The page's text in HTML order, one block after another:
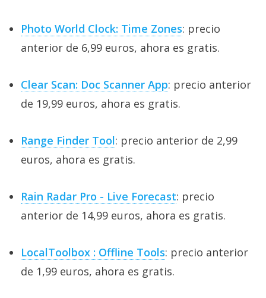
Photo World Clock: Time Zones: precio
anterior de 6,99 euros, ahora es gratis.
Clear Scan: Doc Scanner App: precio anterior
de 19,99 euros, ahora es gratis.
Range Finder Tool: precio anterior de 2,99
euros, ahora es gratis.
Rain Radar Pro - Live Forecast: precio
anterior de 14,99 euros, ahora es gratis.
LocalToolbox : Offline Tools: precio anterior
de 1,99 euros, ahora es gratis.